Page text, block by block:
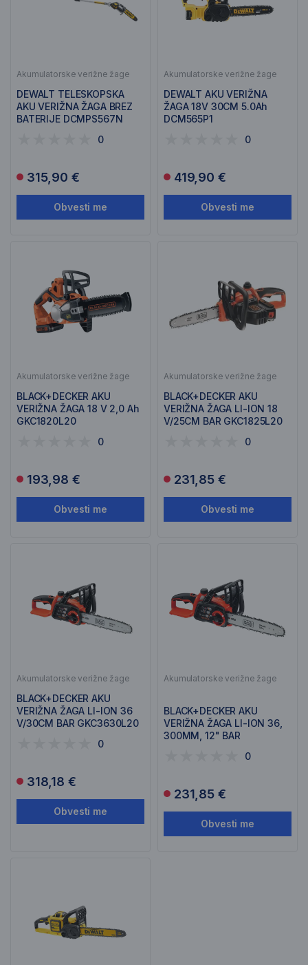
Akumulatorske verižne žage
DEWALT TELESKOPSKA
AKU VERIŽNA ŽAGA BREZ
BATERIJE DCMPS567N
0
315,90 €
Obvesti me
Akumulatorske verižne žage
DEWALT AKU VERIŽNA
ŽAGA 18V 30CM 5.0Ah
DCM565P1
0
419,90 €
Obvesti me
Akumulatorske verižne žage
BLACK+DECKER AKU
VERIŽNA ŽAGA 18 V 2,0 Ah
GKC1820L20
0
193,98 €
Obvesti me
Akumulatorske verižne žage
BLACK+DECKER AKU
VERIŽNA ŽAGA LI-ION 18
V/25CM BAR GKC1825L20
0
231,85 €
Obvesti me
Akumulatorske verižne žage
BLACK+DECKER AKU
VERIŽNA ŽAGA LI-ION 36
V/30CM BAR GKC3630L20
0
318,18 €
Obvesti me
Akumulatorske verižne žage
BLACK+DECKER AKU
VERIŽNA ŽAGA LI-ION 36,
300MM, 12" BAR
0
231,85 €
Obvesti me